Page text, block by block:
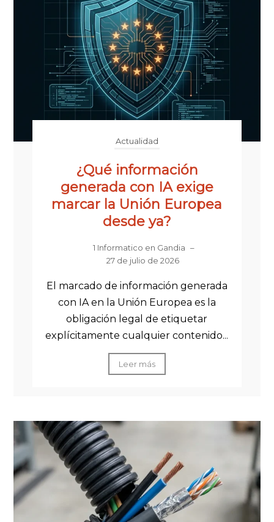
Actualidad
¿Qué información
generada con IA exige
marcar la Unión Europea
desde ya?
1 Informatico en Gandia –
27 de julio de 2026
El marcado de información generada
con IA en la Unión Europea es la
obligación legal de etiquetar
explícitamente cualquier contenido...
Leer más